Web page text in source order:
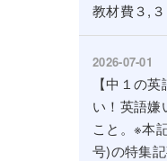
教材費３,
2026-07-01
【中１の
い！英語嫌
こと。※本
号)の特集